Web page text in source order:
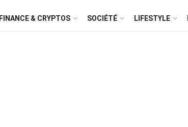
FINANCE & CRYPTOS SOCIÉTÉ LIFESTYLE